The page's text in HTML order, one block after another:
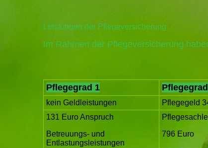
Leistungen der Pflegeversicherung
Im Rahmen der Pflegeversicherung
Pflegegrad 1
kein Geldleistungen Pflegegeld
131 Euro Anspruch
Betreuungs- und
Entlastungsleistungen
796 Euro